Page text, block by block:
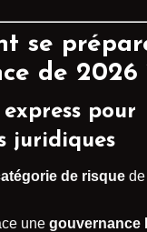
se
de 2026
pour
juridiques
de risque
une gouvernance